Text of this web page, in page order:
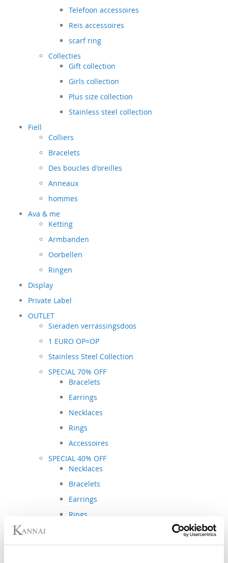
Telefoon accessoires
Reis accessoires
scarf ring
Collecties
Gift collection
Girls collection
Plus size collection
Stainless steel collection
Fiell
Colliers
Bracelets
Des boucles d'oreilles
Anneaux
hommes
Ava & me
Ketting
Armbanden
Oorbellen
Ringen
Display
Private Label
OUTLET
Sieraden verrassingsdoos
1 EURO OP=OP
Stainless Steel Collection
SPECIAL 70% OFF
Bracelets
Earrings
Necklaces
Rings
Accessoires
SPECIAL 40% OFF
Necklaces
Bracelets
Earrings
Rings
Autumn - Winter Collection